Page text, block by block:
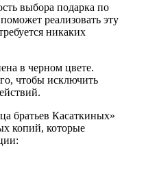
выбора подарка по
реализовать эту
никаких
в черном цвете.
чтобы исключить
братьев Касаткиных»
копий, которые